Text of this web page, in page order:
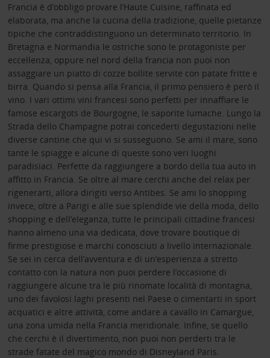
Francia è d’obbligo provare l’Haute Cuisine, raffinata ed
elaborata, ma anche la cucina della tradizione, quelle pietanze
tipiche che contraddistinguono un determinato territorio. In
Bretagna e Normandia le ostriche sono le protagoniste per
eccellenza, oppure nel nord della francia non puoi non
assaggiare un piatto di cozze bollite servite con patate fritte e
birra. Quando si pensa alla Francia, il primo pensiero è però il
vino. I vari ottimi vini francesi sono perfetti per innaffiare le
famose escargots de Bourgogne, le saporite lumache. Lungo la
Strada dello Champagne potrai concederti degustazioni nelle
diverse cantine che qui vi si susseguono. Se ami il mare, sono
tante le spiagge e alcune di queste sono veri luoghi
paradisiaci. Perfette da raggiungere a bordo della tua auto in
affitto in Francia. Se oltre al mare cerchi anche del relax per
rigenerarti, allora dirigiti verso Antibes. Se ami lo shopping
invece, oltre a Parigi e alle sue splendide vie della moda, dello
shopping e dell’eleganza, tutte le principali cittadine francesi
hanno almeno una via dedicata, dove trovare boutique di
firme prestigiose e marchi conosciuti a livello internazionale.
Se sei in cerca dell’avventura e di un’esperienza a stretto
contatto con la natura non puoi perdere l’occasione di
raggiungere alcune tra le più rinomate località di montagna,
uno dei favolosi laghi presenti nel Paese o cimentarti in sport
acquatici e altre attività, come andare a cavallo in Camargue,
una zona umida nella Francia meridionale. Infine, se quello
che cerchi è il divertimento, non puoi non perderti tra le
strade fatate del magico mondo di Disneyland Paris.